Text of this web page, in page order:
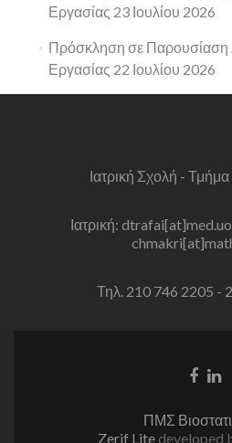
Εργασίας 23 Ιουλίου 2026
Πρόσκληση σε Παρουσίαση
Εργασίας 22 Ιουλίου 2026
Ιατρική Σχολή -
Ιατρική:
Τηλ. 210 746 2205 -
ΠΜΣ
Zerif Lite developed